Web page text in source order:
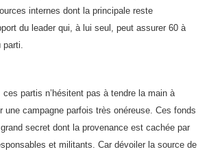
internes dont la principale reste
du leader qui, à lui seul, peut assurer 60 à
parti.
partis n’hésitent pas à tendre la main à
une campagne parfois très onéreuse. Ces fonds
secret dont la provenance est cachée par
et militants. Car dévoiler la source de